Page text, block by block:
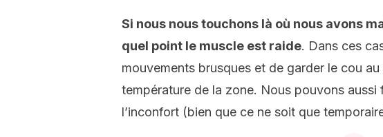
Si nous nous touchons là où nous avons
quel point le muscle est raide. Dans ces
mouvements brusques et de garder le cou
température de la zone. Nous pouvons
l’inconfort (bien que ce ne soit que